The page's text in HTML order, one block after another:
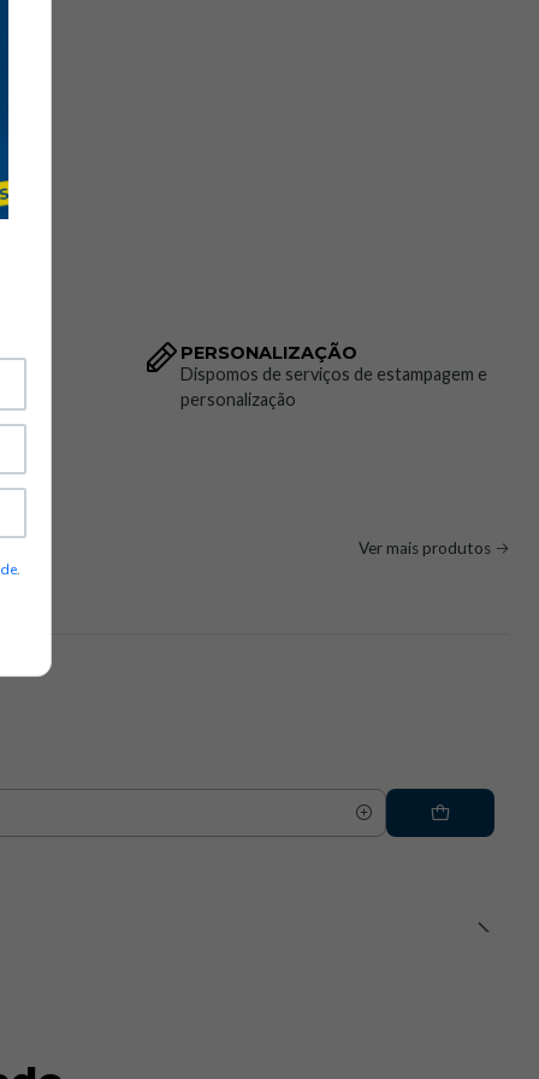
PERSONALIZAÇÃO
Dispomos de serviços de estampagem e
personalização
Ver mais produtos
.